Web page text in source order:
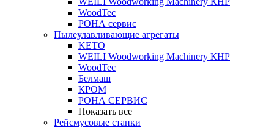
WoodTec
РОНА сервис
Пылеулавливающие агрегаты
KETO
WEILI Woodworking Machinery КНР
WoodTec
Белмаш
КРОМ
РОНА СЕРВИС
Показать все
Рейсмусовые станки